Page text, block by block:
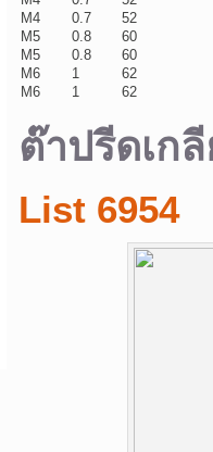
M4
0.7
52
M5
0.8
60
M5
0.8
60
M6
1
62
M6
1 62
ต๊าปรีดเก
List 6954